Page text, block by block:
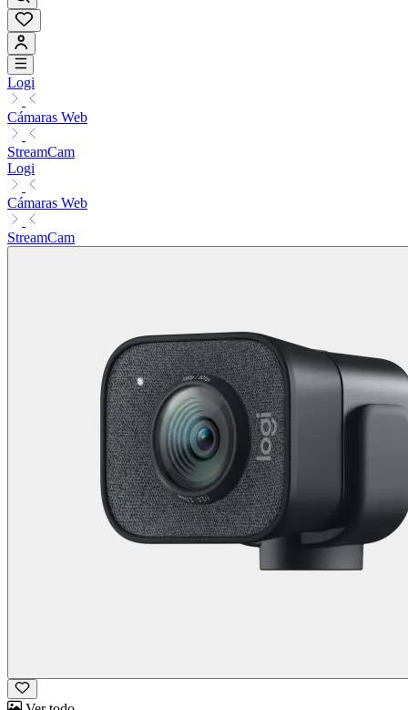
Logi
Cámaras Web
StreamCam
Logi
Cámaras Web
StreamCam